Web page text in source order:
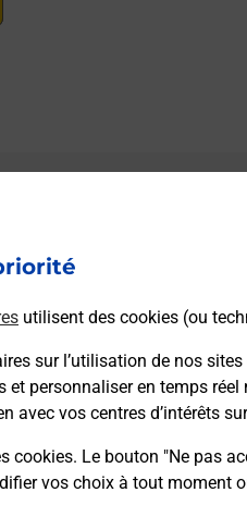
utilisent des cookies (ou
sur l’utilisation de nos
et personnaliser en temps
avec vos centres d’intérêts
cookies. Le bouton "Ne pas
vos choix à tout moment
32190 Saint Jean